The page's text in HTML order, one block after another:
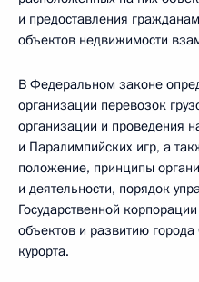
и предоставления
объектов недвижимости
В Федеральном законе
организации перевозок
организации и проведения
и Паралимпийских игр, а
положение, принципы
и деятельности, порядок
Государственной
объектов и развитию
курорта.